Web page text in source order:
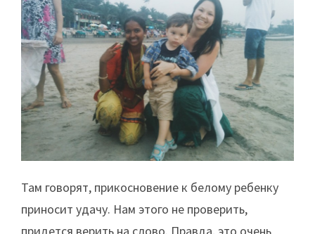
Там говорят, прикосновение к белому ребенку
приносит удачу. Нам этого не проверить,
придется верить на слово. Правда, это очень